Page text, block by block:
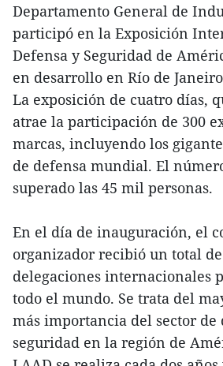
Departamento General de
participó en la Exposición
Defensa y Seguridad de
en desarrollo en Río de
La exposición de cuatro días,
atrae la participación de 300
marcas, incluyendo los
de defensa mundial. El
superado las 45 mil personas.
En el día de inauguración, el
organizador recibió un total de
delegaciones internacionales
todo el mundo. Se trata del
más importancia del sector de
seguridad en la región de